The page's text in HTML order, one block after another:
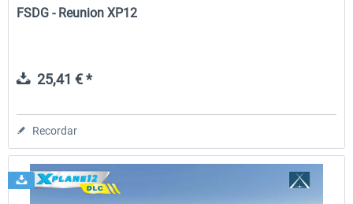
FSDG - Reunion XP12
25,41 € *
Recordar